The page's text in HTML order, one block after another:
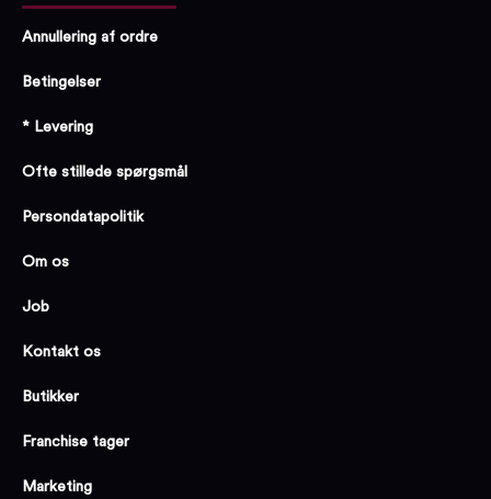
Annullering af ordre
Betingelser
* Levering
Ofte stillede spørgsmål
Persondatapolitik
Om os
Job
Kontakt os
Butikker
Franchise tager
Marketing